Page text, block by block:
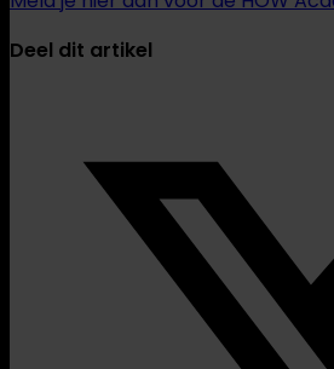
Deel dit artikel